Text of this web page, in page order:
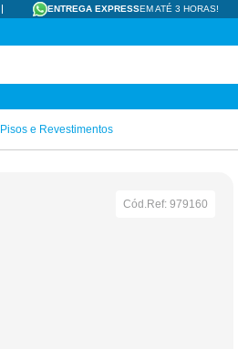
ENTREGA EXPRESSEM ATÉ 3 HORAS!
Pisos e Revestimentos
Cód.Ref:979160